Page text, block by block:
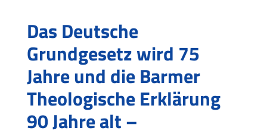
Das Deutsche
Grundgesetz wird 75
Jahre und die Barmer
Theologische Erklärung
90 Jahre alt –